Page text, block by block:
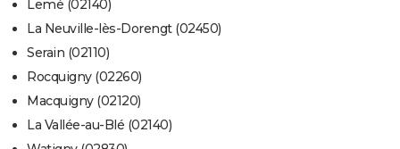
Lemé (02140)
La Neuville-lès-Dorengt (02450)
Serain (02110)
Rocquigny (02260)
Macquigny (02120)
La Vallée-au-Blé (02140)